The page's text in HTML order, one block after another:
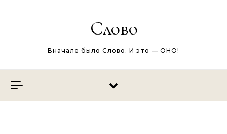
Слово
Вначале было Слово. И это — ОНО!